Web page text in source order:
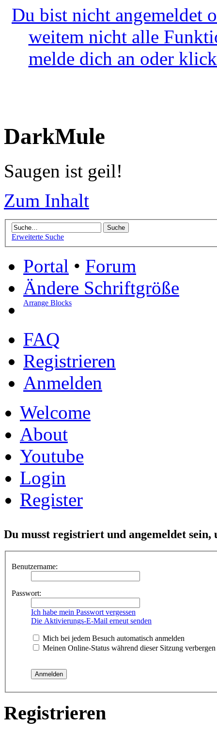
Du bist nicht angemeldet
weitem nicht alle
melde dich an oder
DarkMule
Saugen ist geil!
Zum Inhalt
Erweiterte Suche
Portal • Forum
Ändere Schriftgröße
Arrange Blocks
FAQ
Registrieren
Anmelden
Welcome
About
Youtube
Login
Register
Du musst registriert und angemeldet sein,
Benutzername:
Passwort:
Ich habe mein Passwort vergessen
Die Aktivierungs-E-Mail erneut senden
Mich bei jedem Besuch automatisch anmelden
Meinen Online-Status während dieser Sitzung verbergen
Registrieren